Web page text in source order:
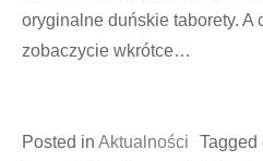
oryginalne duńskie taborety. A
zobaczycie wkrótce…
Posted in Aktualności Tagged